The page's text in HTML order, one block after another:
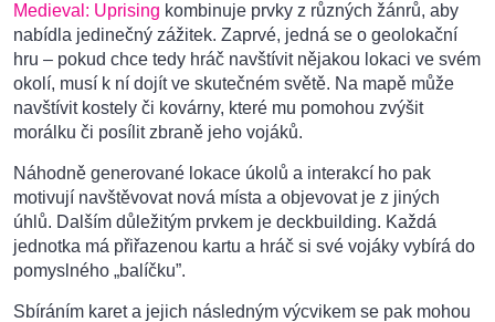
Medieval: Uprising kombinuje prvky z různých žánrů, aby
nabídla jedinečný zážitek. Zaprvé, jedná se o geolokační
hru – pokud chce tedy hráč navštívit nějakou lokaci ve svém
okolí, musí k ní dojít ve skutečném světě. Na mapě může
navštívit kostely či kovárny, které mu pomohou zvýšit
morálku či posílit zbraně jeho vojáků.
Náhodně generované lokace úkolů a interakcí ho pak
motivují navštěvovat nová místa a objevovat je z jiných
úhlů. Dalším důležitým prvkem je deckbuilding. Každá
jednotka má přiřazenou kartu a hráč si své vojáky vybírá do
pomyslného „balíčku”.
Sbíráním karet a jejich následným výcvikem se pak mohou